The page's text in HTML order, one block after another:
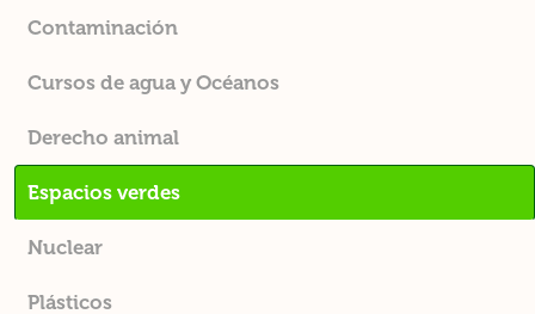
Contaminación
Cursos de agua y Océanos
Derecho animal
Espacios verdes
Nuclear
Plásticos